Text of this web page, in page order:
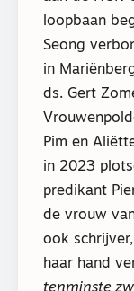
loopbaan
Seong
in
ds. Gert
Pim en
in 2023
predikant
de vrouw
ook
haar hand
tenminste